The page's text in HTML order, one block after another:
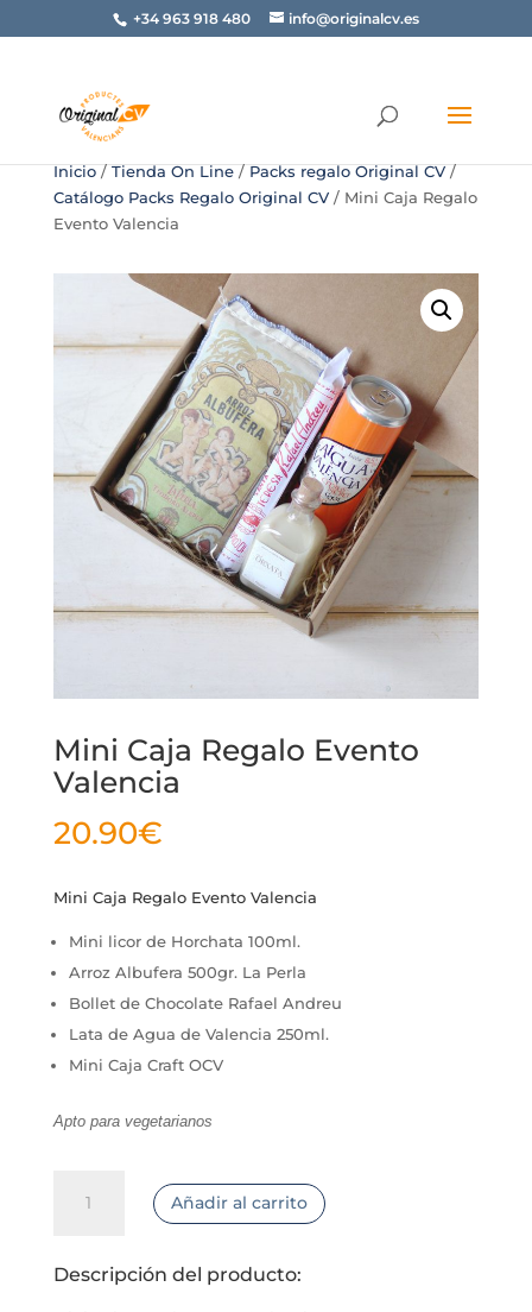
+34 963 918 480 info@originalcv.es
Inicio/Tienda On Line/Packs regalo Original CV/
Catálogo Packs Regalo Original CV/ Mini Caja Regalo
Evento Valencia
Mini Caja Regalo Evento
Valencia
20.90€
Mini Caja Regalo Evento Valencia
Mini licor de Horchata 100ml.
Arroz Albufera 500gr. La Perla
Bollet de Chocolate Rafael Andreu
Lata de Agua de Valencia 250ml.
Mini Caja Craft OCV
Apto para vegetarianos
Valencia
Añadir al carrito
Descripción del producto: